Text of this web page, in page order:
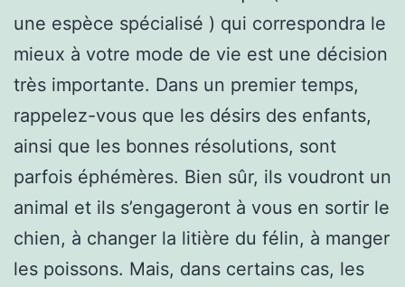
une espèce spécialisé ) qui correspondra le
mieux à votre mode de vie est une décision
très importante. Dans un premier temps,
rappelez-vous que les désirs des enfants,
ainsi que les bonnes résolutions, sont
parfois éphémères. Bien sûr, ils voudront un
animal et ils s’engageront à vous en sortir le
chien, à changer la litière du félin, à manger
les poissons. Mais, dans certains cas, les